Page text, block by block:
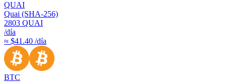
QUAI
Quai (SHA-256)
2803 QUAI
/día
≈ $41.40 /día
BTC